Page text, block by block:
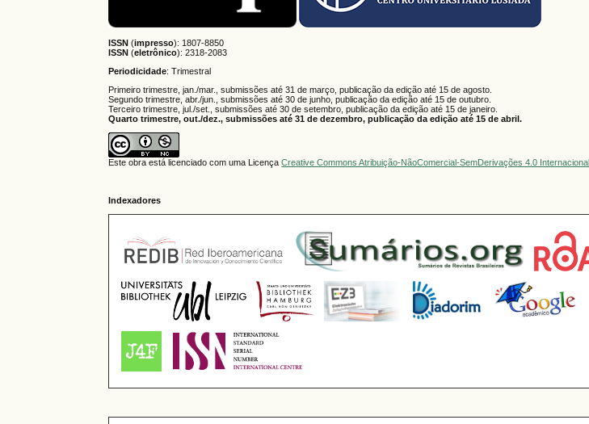
ISSN (impresso): 1807-8850
ISSN (eletrônico):2318-2083
Periodicidade: Trimestral
Primeiro trimestre, jan./mar., submissões até 31 de março, publicação da edição até 15 de agosto.
Segundo trimestre, abr./jun., submissões até 30 de junho, publicação da edição até 15 de outubro.
Terceiro trimestre, jul./set., submissões até 30 de setembro, publicação da edição até 15 de janeiro.
Quarto trimestre, out./dez., submissões até 31 de dezembro, publicação da edição até 15 de abril.
Este obra está licenciado com uma LicençaCreative Commons Atribuição-NãoComercial-SemDerivações 4.0 Internacional
Indexadores